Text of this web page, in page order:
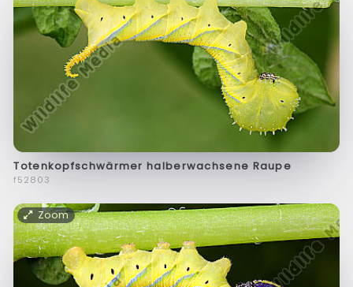
Totenkopfschwärmer halberwachsene Raupe
f52803
Zoom